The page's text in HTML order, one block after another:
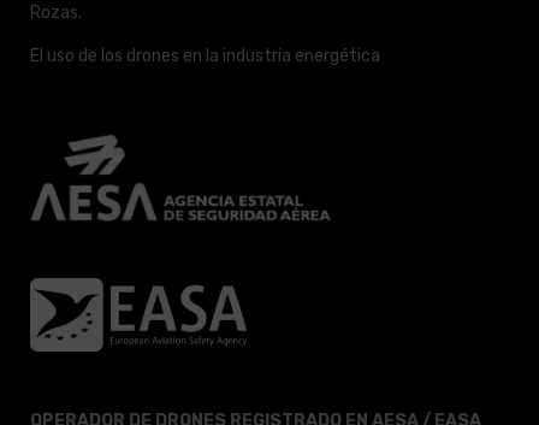
Rozas.
El uso de los drones en la industria energética
OPERADOR DE DRONES REGISTRADO EN AESA / EASA